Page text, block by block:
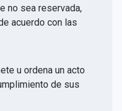
no sea reservada,
acuerdo con las
u ordena un acto
de sus